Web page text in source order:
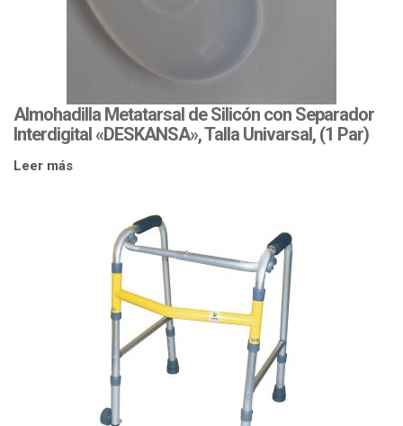
Almohadilla Metatarsal de Silicón con Separador
Interdigital «DESKANSA», Talla Univarsal, (1 Par)
Leer más